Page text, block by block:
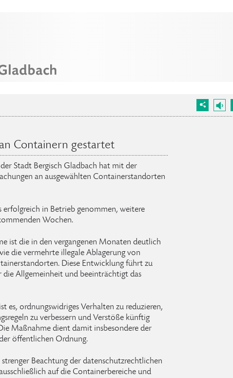
Containern gestartet
Stadt Bergisch Gladbach hat mit der
an ausgewählten Containerstandorten
erfolgreich in Betrieb genommen, weitere
Wochen.
ist die in den vergangenen Monaten deutlich
die vermehrte illegale Ablagerung von
Diese Entwicklung führt zu
die Allgemeinheit und beeinträchtigt das
es, ordnungswidriges Verhalten zu reduzieren,
zu verbessern und Verstöße künftig
Maßnahme dient damit insbesondere der
öffentlichen Ordnung.
Beachtung der datenschutzrechtlichen
auf die Containerbereiche und